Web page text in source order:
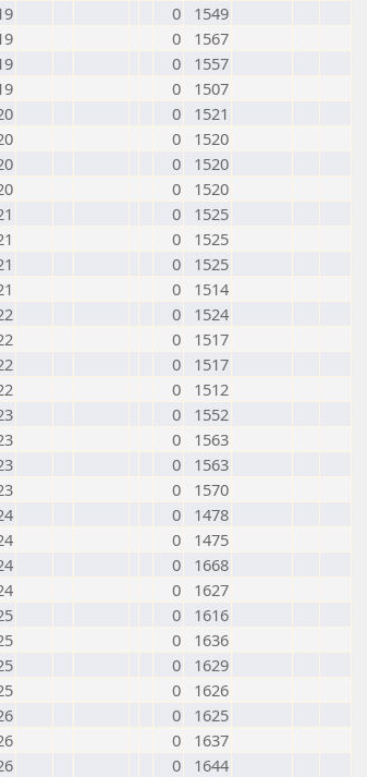
0
1549
0
1567
0
1557
0
1507
0
1521
0
1520
0
1520
0
1520
0
1525
0
1525
0
1525
0
1514
0
1524
0
1517
0
1517
0
1512
0
1552
0
1563
0
1563
0
1570
0
1478
0
1475
0
1668
0
1627
0
1616
0
1636
0
1629
0
1626
0
1625
0
1637
0 1644